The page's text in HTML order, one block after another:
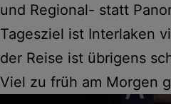
und Regional- statt
Tagesziel ist Interlaken
der Reise ist übrigens
Viel zu früh am Morgen